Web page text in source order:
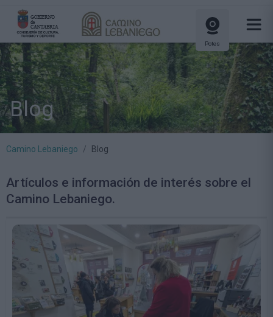
Potes
Blog
Camino Lebaniego Blog
Artículos e información de interés sobre el
Camino Lebaniego.